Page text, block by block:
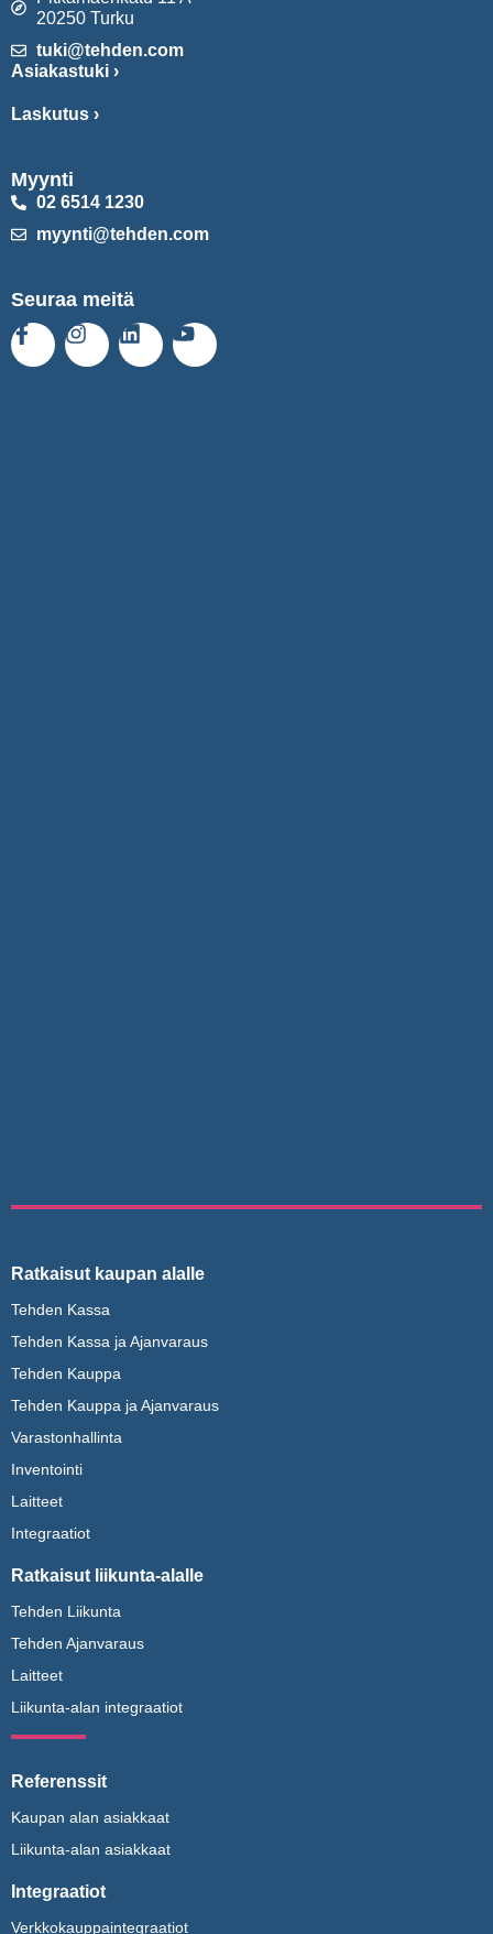
20250 Turku
tuki@tehden.com
Asiakastuki ›
Laskutus ›
Myynti
02 6514 1230
myynti@tehden.com
Seuraa meitä
Ratkaisut kaupan alalle
Tehden Kassa
Tehden Kassa ja Ajanvaraus
Tehden Kauppa
Tehden Kauppa ja Ajanvaraus
Varastonhallinta
Inventointi
Laitteet
Integraatiot
Ratkaisut liikunta-alalle
Tehden Liikunta
Tehden Ajanvaraus
Laitteet
Liikunta-alan integraatiot
Referenssit
Kaupan alan asiakkaat
Liikunta-alan asiakkaat
Integraatiot
Verkkokauppaintegraatiot